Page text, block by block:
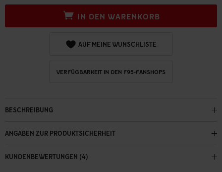
IN DEN WARENKORB
AUF MEINE WUNSCHLISTE
VERFÜGBARKEIT IN DEN F95-FANSHOPS
BESCHREIBUNG
ANGABEN ZUR PRODUKTSICHERHEIT
KUNDENBEWERTUNGEN (4)